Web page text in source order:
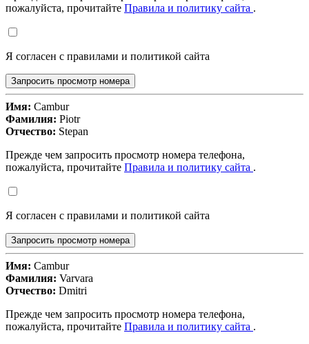
пожалуйста, прочитайте Правила и политику сайта .
Я согласен с правилами и политикой сайта
Запросить просмотр номера
Имя: Cambur
Фамилия: Piotr
Отчество: Stepan
Прежде чем запросить просмотр номера телефона,
пожалуйста, прочитайте Правила и политику сайта .
Я согласен с правилами и политикой сайта
Запросить просмотр номера
Имя: Cambur
Фамилия: Varvara
Отчество: Dmitri
Прежде чем запросить просмотр номера телефона,
пожалуйста, прочитайте Правила и политику сайта .